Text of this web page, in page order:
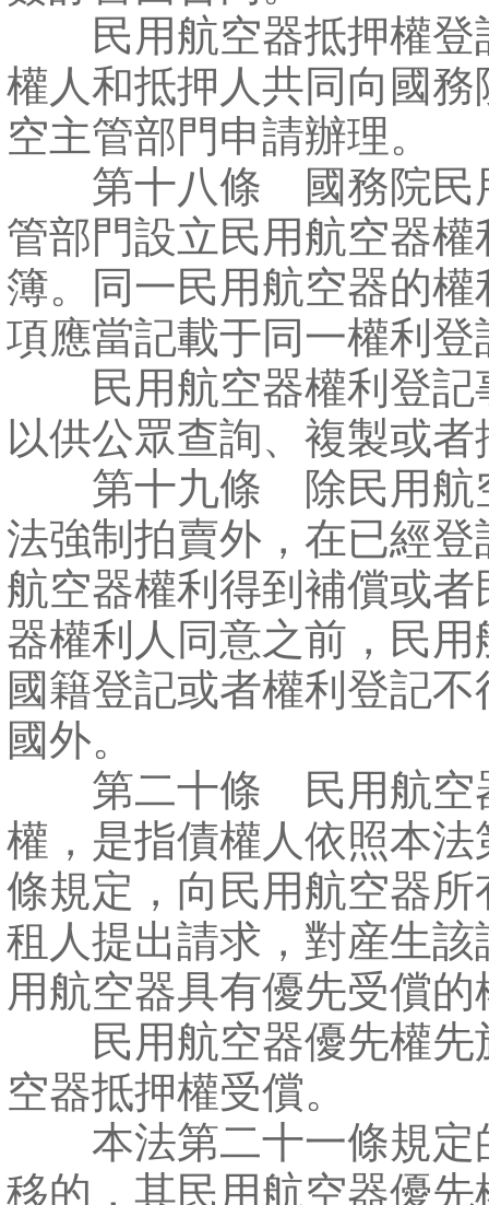
民用航空器抵押權登
權人和抵押人共同向國務
空主管部門申請辦理。
第十八條 國務院民
管部門設立民用航空器權
簿。同一民用航空器的權
項應當記載于同一權利登
民用航空器權利登記
以供公眾查詢、複製或者
第十九條 除民用航
法強制拍賣外，在已經登
航空器權利得到補償或者
器權利人同意之前，民用
國籍登記或者權利登記不
國外。
第二十條 民用航空
權，是指債權人依照本法
條規定，向民用航空器所
租人提出請求，對産生該
用航空器具有優先受償的
民用航空器優先權先
空器抵押權受償。
本法第二十一條規定
移的，其民用航空器優先